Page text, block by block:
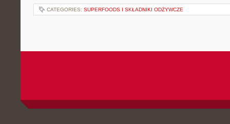
CATEGORIES: SUPERFOODS I SKŁADNIKI ODŻYWCZE